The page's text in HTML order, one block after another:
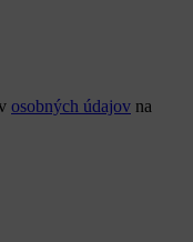
osobných údajov na